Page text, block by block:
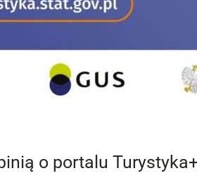
o portalu